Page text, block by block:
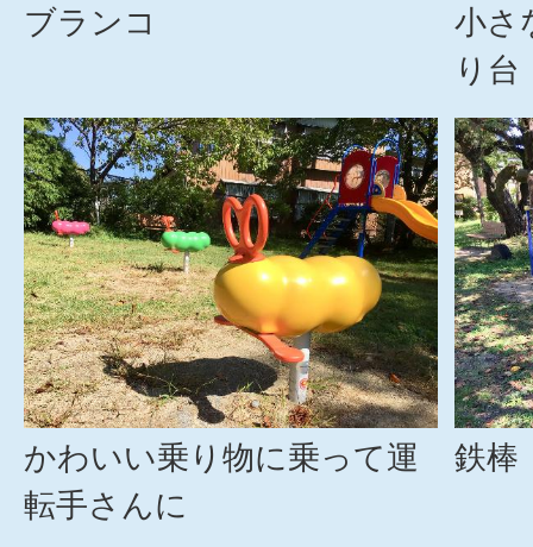
ブランコ
小さ
り台
かわいい乗り物に乗って運
転手さんに
鉄棒